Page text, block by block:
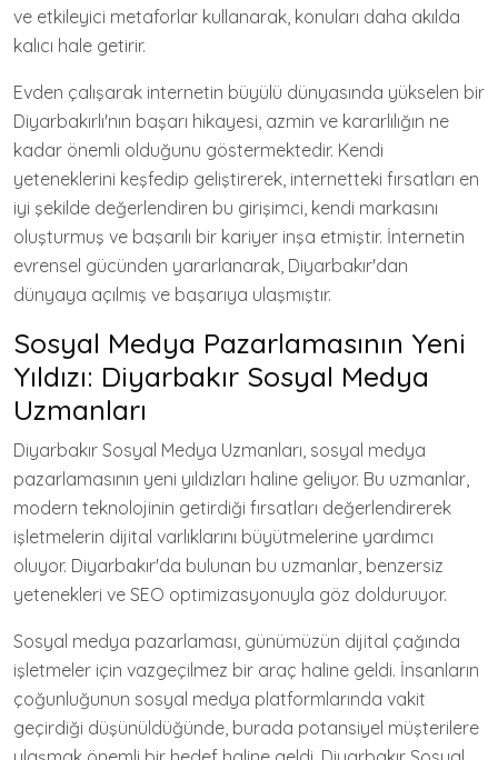
ve etkileyici metaforlar kullanarak, konuları daha akılda
kalıcı hale getirir.
Evden çalışarak internetin büyülü dünyasında yükselen bir
Diyarbakırlı'nın başarı hikayesi, azmin ve kararlılığın ne
kadar önemli olduğunu göstermektedir. Kendi
yeteneklerini keşfedip geliştirerek, internetteki fırsatları en
iyi şekilde değerlendiren bu girişimci, kendi markasını
oluşturmuş ve başarılı bir kariyer inşa etmiştir. İnternetin
evrensel gücünden yararlanarak, Diyarbakır'dan
dünyaya açılmış ve başarıya ulaşmıştır.
Sosyal Medya Pazarlamasının Yeni
Yıldızı: Diyarbakır Sosyal Medya
Uzmanları
Diyarbakır Sosyal Medya Uzmanları, sosyal medya
pazarlamasının yeni yıldızları haline geliyor. Bu uzmanlar,
modern teknolojinin getirdiği fırsatları değerlendirerek
işletmelerin dijital varlıklarını büyütmelerine yardımcı
oluyor. Diyarbakır'da bulunan bu uzmanlar, benzersiz
yetenekleri ve SEO optimizasyonuyla göz dolduruyor.
Sosyal medya pazarlaması, günümüzün dijital çağında
işletmeler için vazgeçilmez bir araç haline geldi. İnsanların
çoğunluğunun sosyal medya platformlarında vakit
geçirdiği düşünüldüğünde, burada potansiyel müşterilere